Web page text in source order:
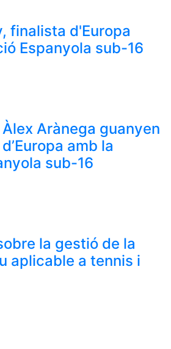
finalista d'Europa
Espanyola sub-16
Arànega guanyen
amb la
sub-16
la gestió de la
aplicable a tennis i